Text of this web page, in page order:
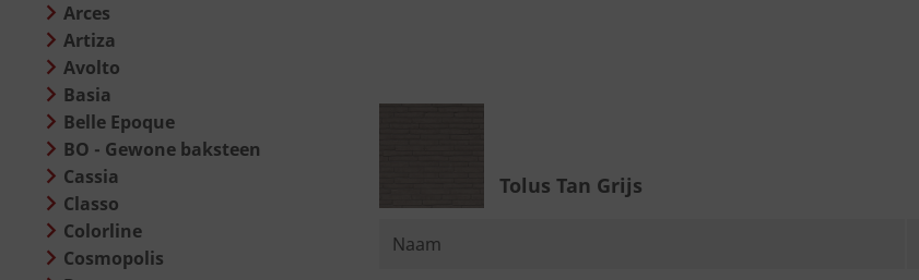
Arces
Artiza
Avolto
Basia
Belle Epoque
BO - Gewone baksteen
Cassia
Classo
Colorline
Cosmopolis
Tolus Tan Grijs
Naam